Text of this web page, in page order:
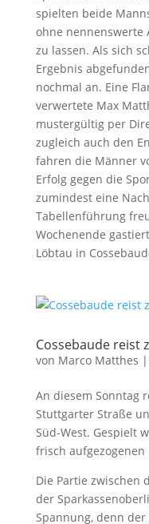
spielten beide
ohne nennenswerte
zu lassen. Als sich
Ergebnis
nochmal an. Eine
verwertete Max
mustergültig per
zugleich auch den
fahren die Männer
Erfolg gegen die
zumindest eine
Tabellenführung
Wochenende
Löbtau in
Cossebaude reist
von Marco Matthes
An diesem Sonntag
Stuttgarter Straße
Süd-West. Gespielt
frisch aufgezogenen
Die Partie zwischen
der
Spannung, denn